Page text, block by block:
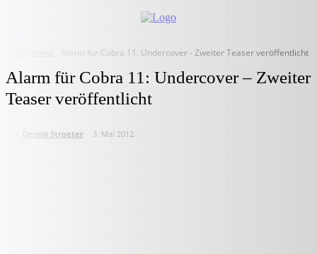
Alarm für Cobra 11: Undercover - Zweiter Teaser veröffentlicht
Alarm für Cobra 11: Undercover – Zweiter
Teaser veröffentlicht
Dennis Stroeter 3. Mai 2012